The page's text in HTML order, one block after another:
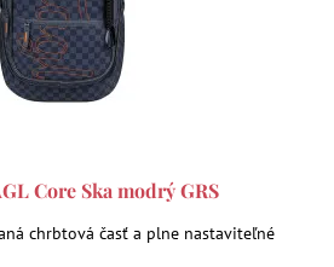
Core Ska modrý GRS
chrbtová časť a plne nastaviteľné